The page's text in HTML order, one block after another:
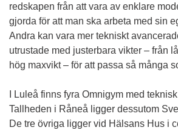
redskapen från att vara av enklare
gjorda för att man ska arbeta med sin
Andra kan vara mer tekniskt
utrustade med justerbara vikter – från
hög maxvikt – för att passa så många
I Luleå finns fyra Omnigym med
Tallheden i Råneå ligger dessutom
De tre övriga ligger vid Hälsans Hus i